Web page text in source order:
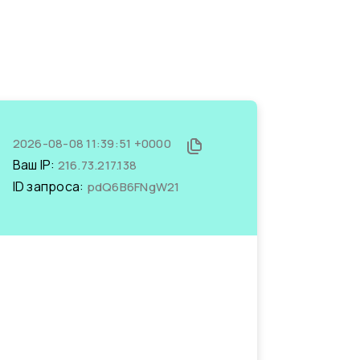
2026-08-08 11:39:51 +0000
Ваш IP: 216.73.217.138
ID запроса: pdQ6B6FNgW21